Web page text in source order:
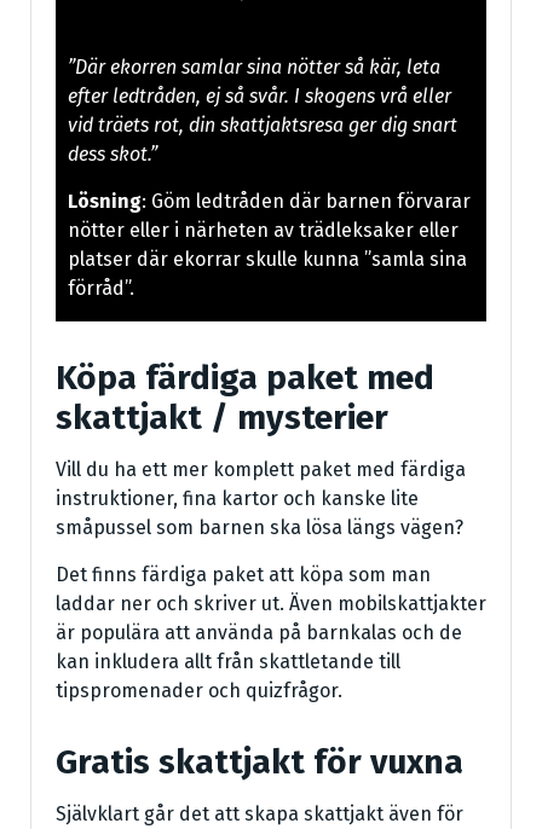
”Där ekorren samlar sina nötter så kär, leta
efter ledtråden, ej så svår. I skogens vrå eller
vid träets rot, din skattjaktsresa ger dig snart
dess skot.”
Lösning: Göm ledtråden där barnen förvarar
nötter eller i närheten av trädleksaker eller
platser där ekorrar skulle kunna ”samla sina
förråd”.
Köpa färdiga paket med
skattjakt / mysterier
Vill du ha ett mer komplett paket med färdiga
instruktioner, fina kartor och kanske lite
småpussel som barnen ska lösa längs vägen?
Det finns färdiga paket att köpa som man
laddar ner och skriver ut. Även mobilskattjakter
är populära att använda på barnkalas och de
kan inkludera allt från skattletande till
tipspromenader och quizfrågor.
Gratis skattjakt för vuxna
Självklart går det att skapa skattjakt även för